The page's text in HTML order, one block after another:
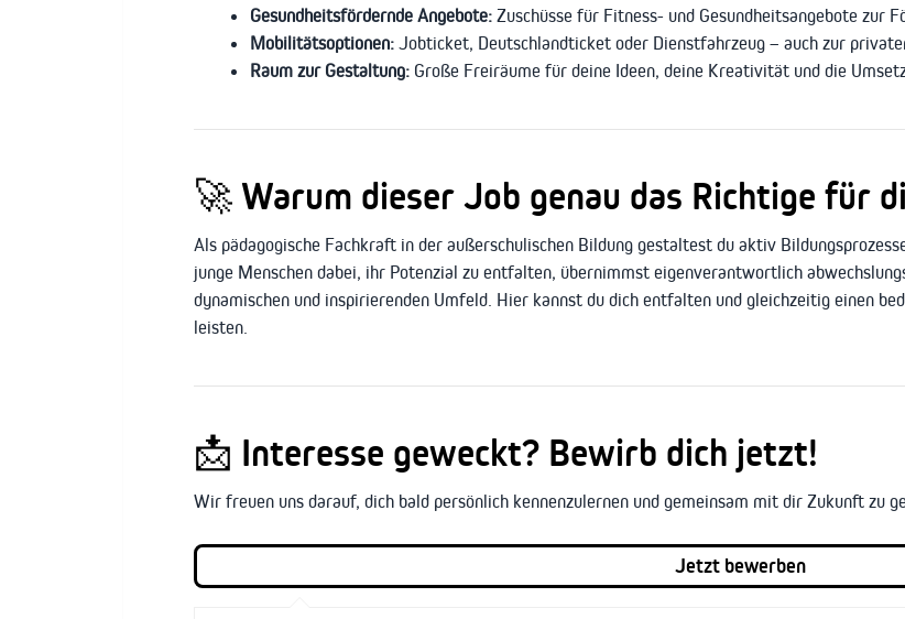
Gesundheitsfördernde Angebote: Zuschüsse für Fitness- und Gesundheitsangebote zur
Mobilitätsoptionen: Jobticket, Deutschlandticket oder Dienstfahrzeug – auch zur
Raum zur Gestaltung: Große Freiräume für deine Ideen, deine Kreativität und die
🚀 Warum dieser Job genau das Richtige für
Als pädagogische Fachkraft in der außerschulischen Bildung gestaltest du aktiv
junge Menschen dabei, ihr Potenzial zu entfalten, übernimmst eigenverantwortlich
dynamischen und inspirierenden Umfeld. Hier kannst du dich entfalten und gleichzeitig einen
leisten.
📩 Interesse geweckt? Bewirb dich jetzt!
Wir freuen uns darauf, dich bald persönlich kennenzulernen und gemeinsam mit dir Zukunft zu